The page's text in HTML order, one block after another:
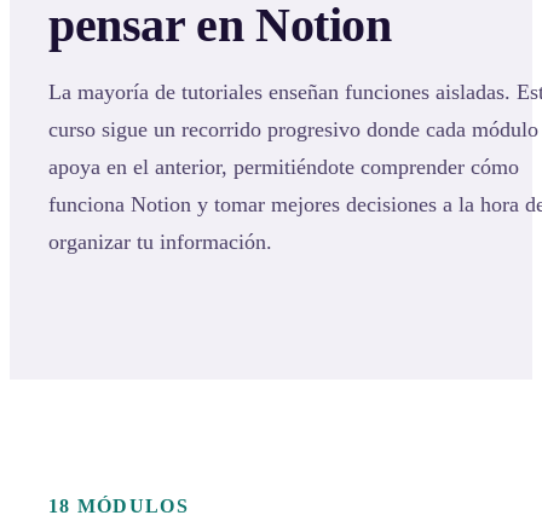
pensar en Notion
La mayoría de tutoriales enseñan funciones aisladas.
curso sigue un recorrido progresivo donde cada módulo
apoya en el anterior, permitiéndote comprender cómo
funciona Notion y tomar mejores decisiones a la hora
organizar tu información.
18 MÓDULOS